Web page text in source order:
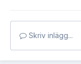
Skriv inlägg...